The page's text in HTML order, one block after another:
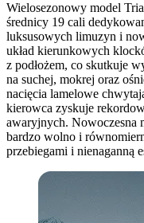
Wielosezonowy model
średnicy 19 cali
luksusowych limuzyn i
układ kierunkowych
z podłożem, co skutkuje
na suchej, mokrej oraz
nacięcia lamelowe
kierowca zyskuje
awaryjnych. Nowoczesna
bardzo wolno i
przebiegami i nienaganną